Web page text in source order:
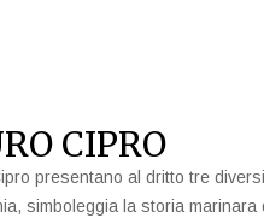
CIPRO
presentano al dritto tre
simboleggia la storia marinara